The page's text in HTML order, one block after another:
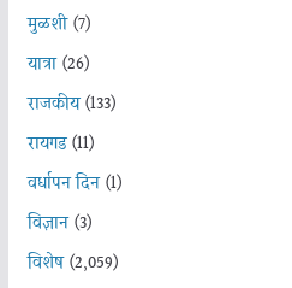
मुळशी(7)
यात्रा(26)
राजकीय(133)
रायगड(11)
वर्धापन दिन(1)
विज्ञान(3)
विशेष(2,059)